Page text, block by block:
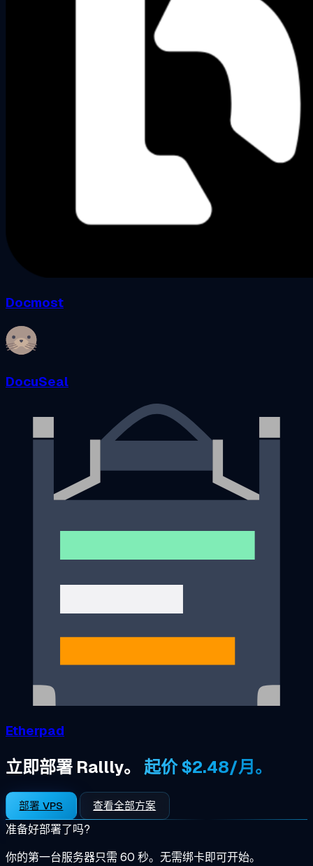
Docmost
DocuSeal
Etherpad
立即部署 Rallly。 起价 $2.48/月。
部署 VPS 查看全部方案
准备好部署了吗?
你的第一台服务器只需 60 秒。无需绑卡即可开始。